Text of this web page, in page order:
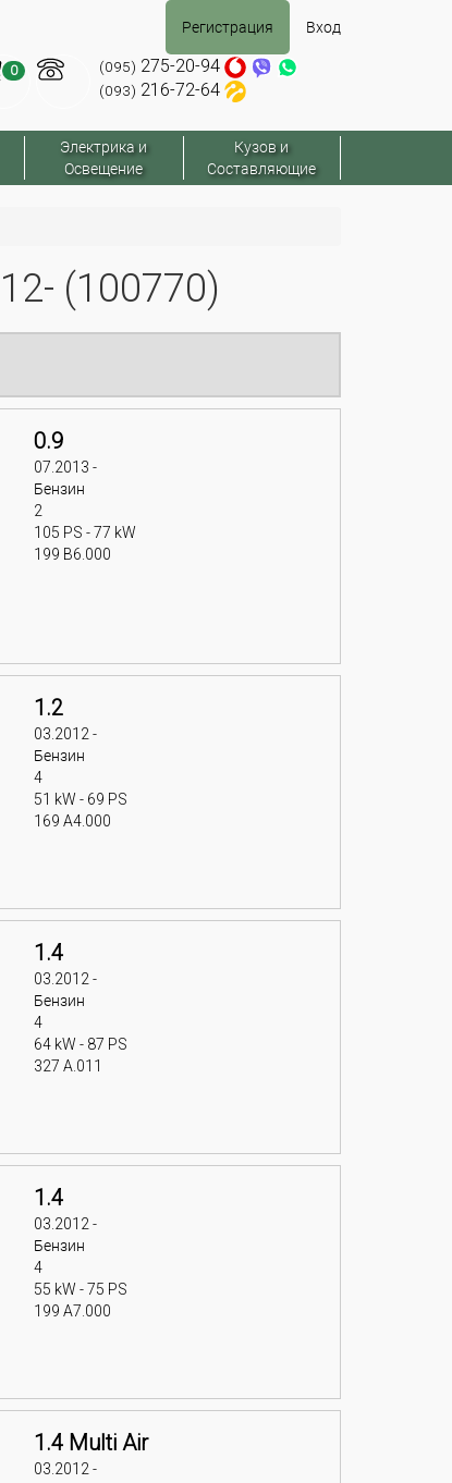
Регистрация Вход
0 (095) 275-20-94
(093) 216-72-64
Электрика и
Освещение
Кузов и
Составляющие
(100770)
0.9
07.2013 -
Бензин
2
105 PS - 77 kW
199 B6.000
1.2
03.2012 -
Бензин
4
51 kW - 69 PS
169 A4.000
1.4
03.2012 -
Бензин
4
64 kW - 87 PS
327 A.011
1.4
03.2012 -
Бензин
4
55 kW - 75 PS
199 A7.000
1.4 Multi Air
03.2012 -